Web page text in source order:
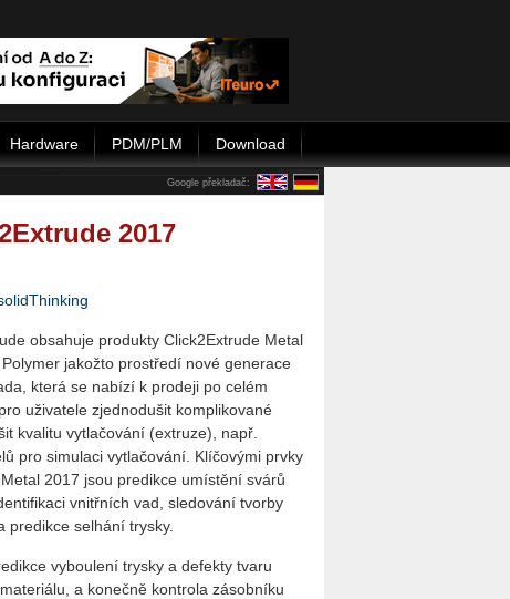
Hardware PDM/PLM Download
Google překladač:
2017
obsahuje produkty Click2Extrude Metal
jakožto prostředí nové generace
která se nabízí k prodeji po celém
uživatele zjednodušit komplikované
kvalitu vytlačování (extruze), např.
pro simulaci vytlačování. Klíčovými prvky
2017 jsou predikce umístění svárů
vnitřních vad, sledování tvorby
predikce selhání trysky.
vyboulení trysky a defekty tvaru
a konečně kontrola zásobníku